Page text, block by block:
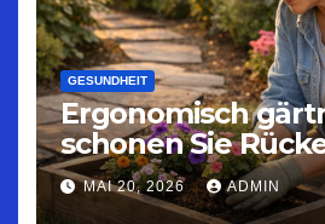
GESUNDHEIT
Ergonomisch
schonen Sie
Gelenke
MAI 20, 2026 ADMIN